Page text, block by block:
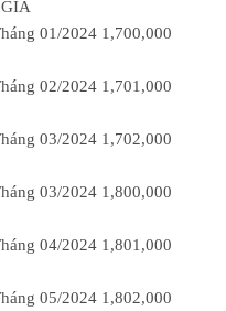
01/2024 1,700,000
02/2024 1,701,000
03/2024 1,702,000
03/2024 1,800,000
04/2024 1,801,000
05/2024 1,802,000